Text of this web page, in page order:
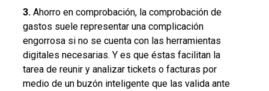
3. Ahorro en comprobación, la comprobación de
gastos suele representar una complicación
engorrosa si no se cuenta con las herramientas
digitales necesarias. Y es que éstas facilitan la
tarea de reunir y analizar tickets o facturas por
medio de un buzón inteligente que las valida ante